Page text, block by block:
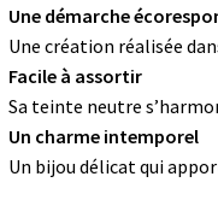
Une démarche
Une création réalisée
Facile à assortir
Sa teinte neutre
Un charme intemporel
Un bijou délicat qui